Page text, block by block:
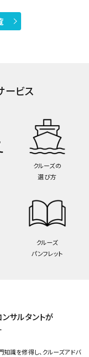
ービス
クルーズの
選び方
クルーズ
パンフレット
サルタントが
知識を修得し、クルーズアドバ